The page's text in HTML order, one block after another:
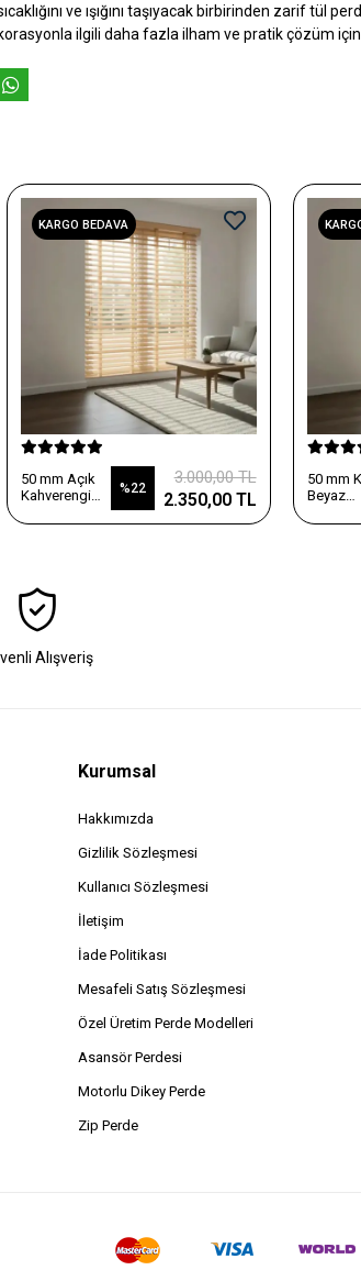
ve ışığını taşıyacak birbirinden zarif tül
ilgili daha fazla ilham ve pratik çözüm
KARGO BEDAVA
50 mm Açık
Kahverengi
Jaluzi Perde
%22
3.000,00 TL
2.350,00 TL
50 mm
Beyaz
Jaluzi
Alışveriş
Kurumsal
Hakkımızda
Gizlilik Sözleşmesi
Kullanıcı Sözleşmesi
İletişim
İade Politikası
Mesafeli Satış Sözleşmesi
Özel Üretim Perde Modelleri
Asansör Perdesi
Motorlu Dikey Perde
Zip Perde